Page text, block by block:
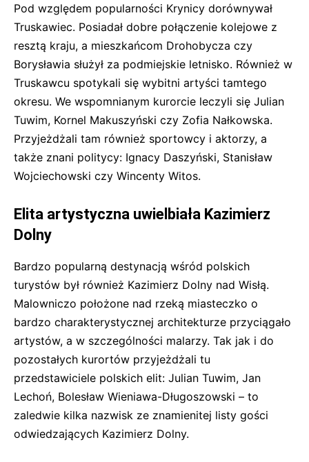
Pod względem popularności Krynicy dorównywał
Truskawiec. Posiadał dobre połączenie kolejowe z
resztą kraju, a mieszkańcom Drohobycza czy
Borysławia służył za podmiejskie letnisko. Również w
Truskawcu spotykali się wybitni artyści tamtego
okresu. We wspomnianym kurorcie leczyli się Julian
Tuwim, Kornel Makuszyński czy Zofia Nałkowska.
Przyjeżdżali tam również sportowcy i aktorzy, a
także znani politycy: Ignacy Daszyński, Stanisław
Wojciechowski czy Wincenty Witos.
Elita artystyczna uwielbiała Kazimierz
Dolny
Bardzo popularną destynacją wśród polskich
turystów był również Kazimierz Dolny nad Wisłą.
Malowniczo położone nad rzeką miasteczko o
bardzo charakterystycznej architekturze przyciągało
artystów, a w szczególności malarzy. Tak jak i do
pozostałych kurortów przyjeżdżali tu
przedstawiciele polskich elit: Julian Tuwim, Jan
Lechoń, Bolesław Wieniawa-Długoszowski – to
zaledwie kilka nazwisk ze znamienitej listy gości
odwiedzających Kazimierz Dolny.